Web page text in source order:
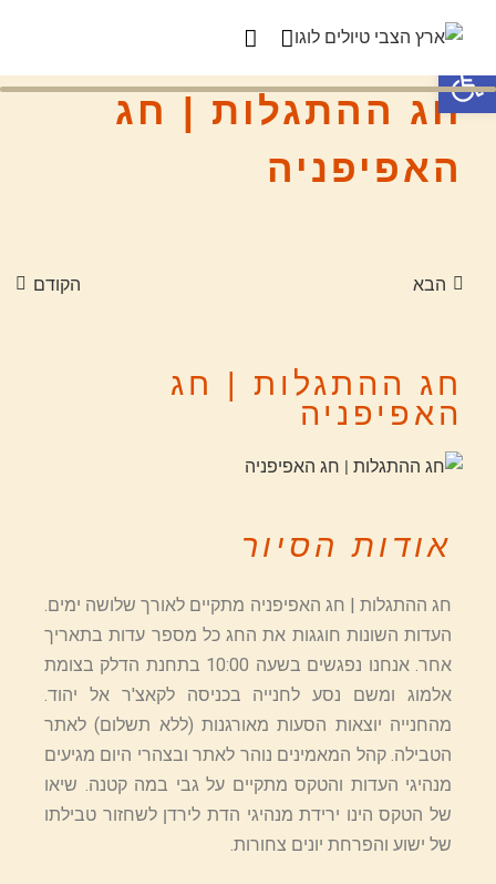
חג ההתגלות | חג
האפיפניה
הקודם הבא
חג ההתגלות | חג
האפיפניה
אודות הסיור
חג ההתגלות | חג האפיפניה מתקיים לאורך שלושה ימים.
העדות השונות חוגגות את החג כל מספר עדות בתאריך
אחר. אנחנו נפגשים בשעה 10:00 בתחנת הדלק בצומת
אלמוג ומשם נסע לחנייה בכניסה לקאצ'ר אל יהוד.
מהחנייה יוצאות הסעות מאורגנות (ללא תשלום) לאתר
הטבילה. קהל המאמינים נוהר לאתר ובצהרי היום מגיעים
מנהיגי העדות והטקס מתקיים על גבי במה קטנה. שיאו
של הטקס הינו ירידת מנהיגי הדת לירדן לשחזור טבילתו
של ישוע והפרחת יונים צחורות.
פתח סרגל נגישות